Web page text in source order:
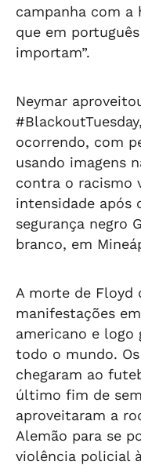
campanha com a
que em
importam”.
Neymar
ocorrendo, com
usando imagens
contra o racismo
intensidade após
segurança negro
branco, em
A morte de Floyd
manifestações
americano e logo
todo o mundo.
chegaram ao
último fim de
aproveitaram a
Alemão para se
violência policial